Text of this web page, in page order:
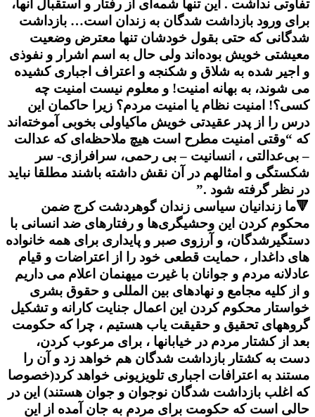
تفاوتی نداشت . این تنها شمه‌ای از رفتار و استقبال آنها،
برای ورود بازداشت شدگان به زندان است… بازداشت
شدگانی که حتی بقول خودشان تنها معترض وضعیت
معیشتی خویش بوده‌اند ولی حال به اسم اشرار و نفوذی
و اجیر شده به شلاق و شکنجه و اعتراف اجباری کشیده
می شوند، به بهانه امنیت! و معلوم نیست امنیت چه
کسی؟! امنیت نظام یا امنیت مردم؟ زیرا حاکمان این
درس را از پدر عقیدتی خویش ماکیاولی بخوبی آموخته‌اند
که “وقتی امنیت مطرح است هیچ ملاحظه‌ای که عدالت
– بی‌عدالتی ، انسانیت – بی رحمی، سرافرازی- سر
شکستگی و امثالهم در آن نقش داشته باشند مطلقا نباید
در نظر گرفته شود .”
🔻ما زندانیان سیاسی زندان گوهردشت کرج ضمن
محکوم کردن این وحشیگری‌ها و رفتارهای ضد انسانی با
دستگیرشدگان، و آرزوی صبر و پایداری برای همه خانواده
های داغدار ، حمایت قطعی خود را از اعتراضات و قیام
عادلانه مردم و جوانان با غیرت میهنمان اعلام می داریم
و از کلیه مجامع و نهادهای بین المللی و حقوق بشری
خواستار محکوم کردن این اعمال جنایت کارانه و تشکیل
گروههای تحقیق و حقیقت یاب هستیم ، چرا که حکومت
بعد از کشتار مردم در خیابانها ، برای مرعوب کردن،
دست به کشتار بازداشت شدگان هم خواهد زد و آن را
مستند به اعترافات اجباری تلویزیونی خواهد کرد(خصوصا
که اغلب بازداشت شدگان نوجوان و جوان هستند) این در
حالی است که حکومت برای مردم به جان آمده از این